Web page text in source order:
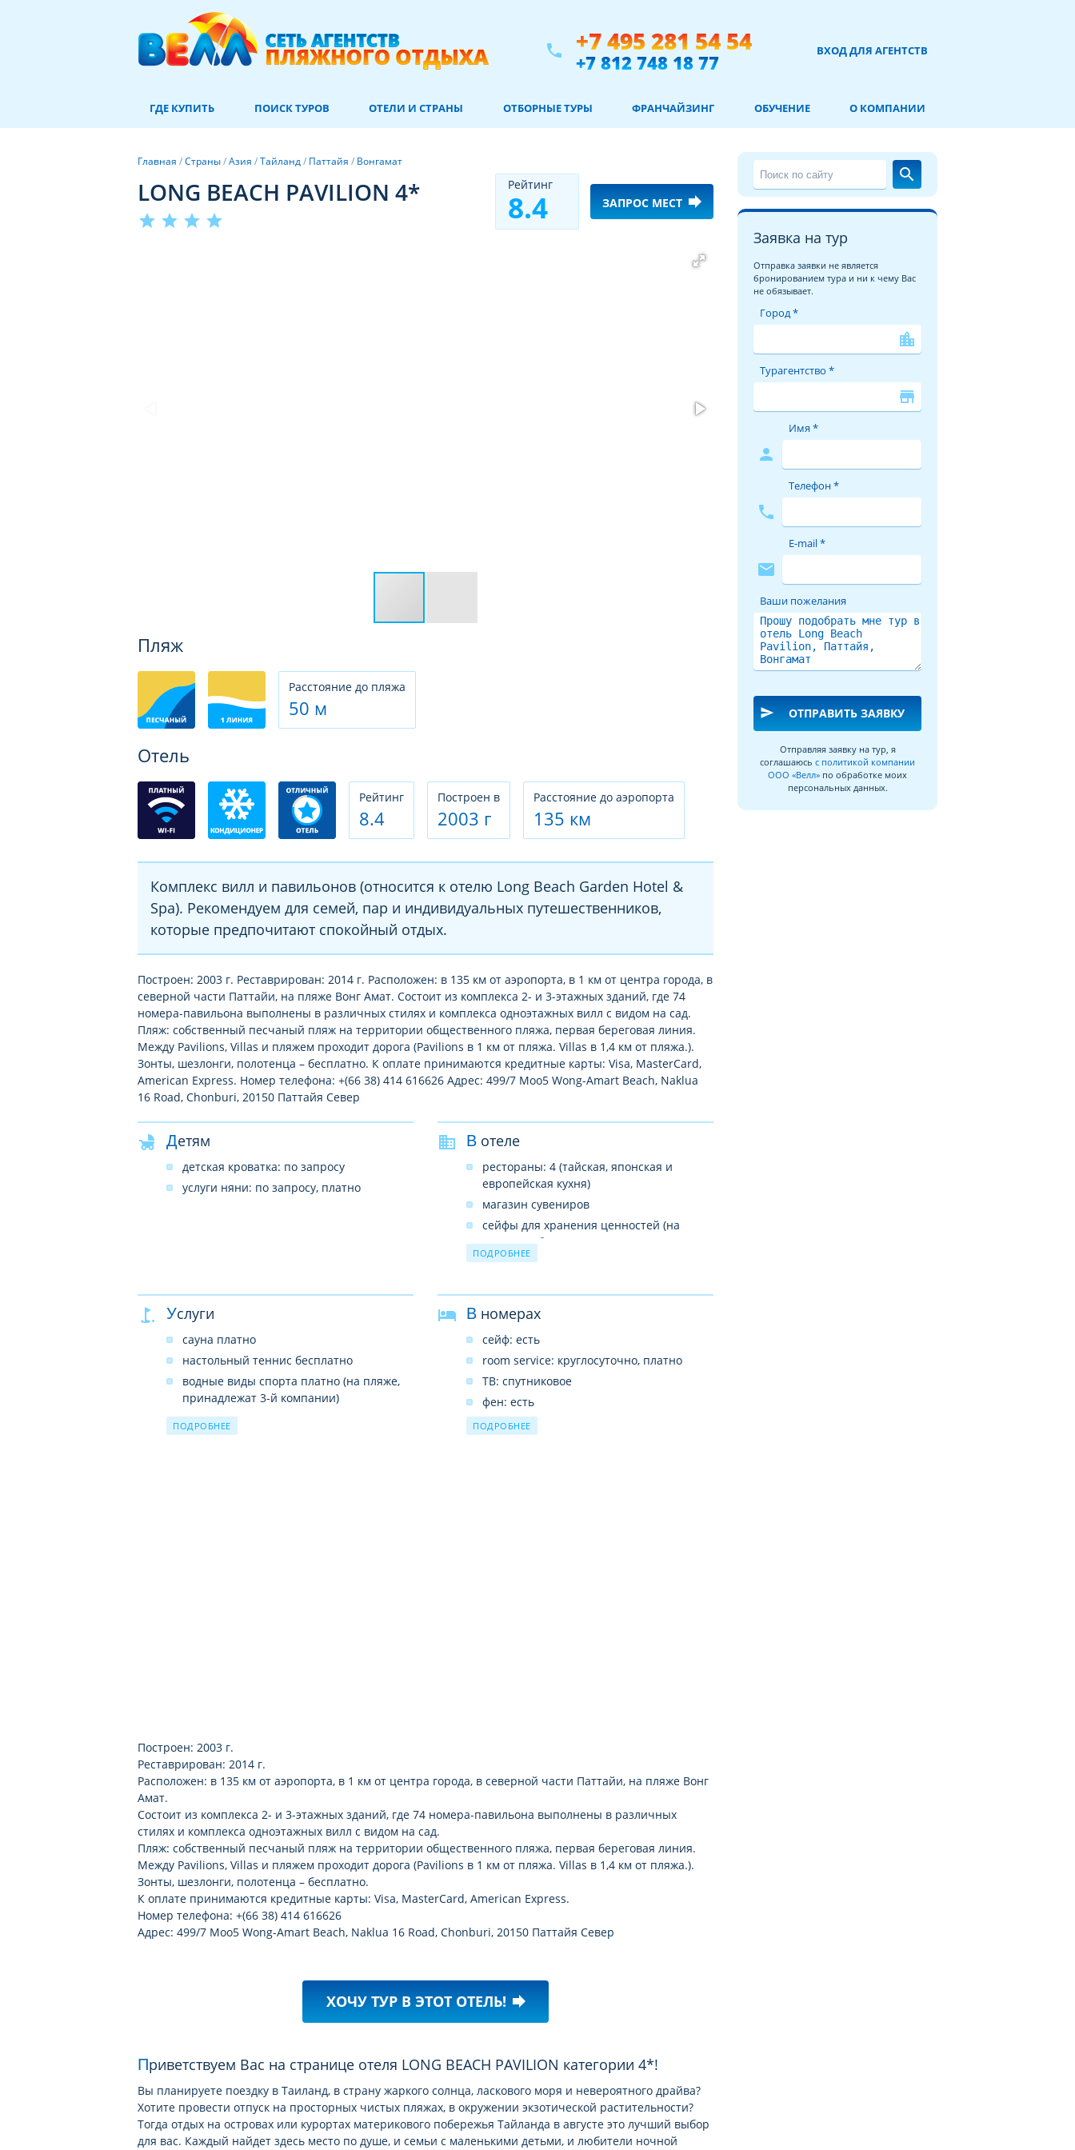
phone +7 495 281 54 54
+7 812 748 18 77 ВХОД ДЛЯ АГЕНТСТВ
ГДЕ КУПИТЬ ПОИСК ТУРОВ ОТЕЛИ И СТРАНЫ ОТБОРНЫЕ ТУРЫ ФРАНЧАЙЗИНГ ОБУЧЕНИЕ О КОМПАНИИ
Главная /Страны/Азия /Тайланд/ Паттайя / Вонгамат
LONG BEACH PAVILION 4*
star star star star
Рeйтинг
8.4 ЗАПРОС МЕСТ forward
Пляж
Расстояние до пляжа
50 м
Отель
Рeйтинг
8.4
Построен в
2003 г
Расстояние до аэропорта
135 км
Комплекс вилл и павильонов (относится к отелю Long Beach Garden Hotel &
Spa). Рекомендуем для семей, пар и индивидуальных путешественников,
которые предпочитают спокойный отдых.
Построен: 2003 г. Реставрирован: 2014 г. Расположен: в 135 км от аэропорта, в 1 км от центра города, в
северной части Паттайи, на пляже Вонг Амат. Состоит из комплекса 2- и 3-этажных зданий, где 74
номера-павильона выполнены в различных стилях и комплекса одноэтажных вилл с видом на сад.
Пляж: собственный песчаный пляж на территории общественного пляжа, первая береговая линия.
Между Pavilions, Villas и пляжем проходит дорога (Pavilions в 1 км от пляжа. Villas в 1,4 км от пляжа.).
Зонты, шезлонги, полотенца – бесплатно. К оплате принимаются кредитные карты: Visa, MasterCard,
American Express. Номер телефона: +(66 38) 414 616626 Адрес: 499/7 Moo5 Wong-Amart Beach, Naklua
16 Road, Chonburi, 20150 Паттайя Север
Детям
детская кроватка: по запросу
услуги няни: по запросу, платно
В отеле
рестораны: 4 (тайская, японская и
европейская кухня)
магазин сувениров
сейфы для хранения ценностей (на
ресепшн, бесплатно)
бары: 3
салон красоты
бизнес-центр
спа-центр
беспроводной интернет в лобби (платно)
ПОДРОБНЕЕ
Услуги
сауна платно
настольный теннис бесплатно
водные виды спорта платно (на пляже,
принадлежат 3-й компании)
тайский массаж платно
спа-центр платно
ПОДРОБНЕЕ
В номерах
сейф: есть
room service: круглосуточно, платно
ТВ: спутниковое
фен: есть
кондиционер: индивидуальный
ПОДРОБНЕЕ
Построен: 2003 г.
Реставрирован: 2014 г.
Расположен: в 135 км от аэропорта, в 1 км от центра города, в северной части Паттайи, на пляже Вонг
Амат.
Состоит из комплекса 2- и 3-этажных зданий, где 74 номера-павильона выполнены в различных
стилях и комплекса одноэтажных вилл с видом на сад.
Пляж: собственный песчаный пляж на территории общественного пляжа, первая береговая линия.
Между Pavilions, Villas и пляжем проходит дорога (Pavilions в 1 км от пляжа. Villas в 1,4 км от пляжа.).
Зонты, шезлонги, полотенца – бесплатно.
К оплате принимаются кредитные карты: Visa, MasterCard, American Express.
Номер телефона: +(66 38) 414 616626
Адрес: 499/7 Moo5 Wong-Amart Beach, Naklua 16 Road, Chonburi, 20150 Паттайя Север
ХОЧУ ТУР В ЭТОТ ОТЕЛЬ! forward
Приветствуем Вас на странице отеля LONG BEACH PAVILION категории 4*!
Вы планируете поездку в Таиланд, в страну жаркого солнца, ласкового моря и невероятного драйва?
Хотите провести отпуск на просторных чистых пляжах, в окружении экзотической растительности?
Тогда отдых на островах или курортах материкового побережья Тайланда в августe это лучший выбор
для вас. Каждый найдет здесь место по душе, и семьи с маленькими детьми, и любители ночной
search
Заявка на тур
Отправка заявки не является
бронированием тура и ни к чему Вас
не обязывает.
Город *
location_city
Турагентство *
store
person
Имя *
phone
Телефон *
mail
E-mail *
Ваши пожелания
send ОТПРАВИТЬ ЗАЯВКУ
Отправляя заявку на тур, я
соглашаюсь с политикой компании
ООО «Велл» по обработке моих
персональных данных.